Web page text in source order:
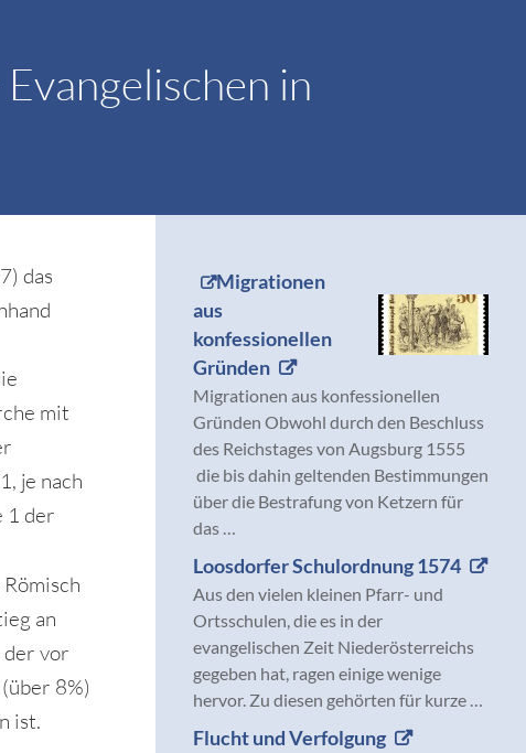
in
das
mit
je nach
1 der
an
der vor
8%)
ist.
Migrationen
aus
konfessionellen
Gründen
Migrationen aus konfessionellen
Gründen Obwohl durch den Beschluss
des Reichstages von Augsburg 1555
die bis dahin geltenden Bestimmungen
über die Bestrafung von Ketzern für
das …
Loosdorfer Schulordnung 1574
Aus den vielen kleinen Pfarr- und
Ortsschulen, die es in der
evangelischen Zeit Niederösterreichs
gegeben hat, ragen einige wenige
hervor. Zu diesen gehörten für kurze …
Flucht und Verfolgung